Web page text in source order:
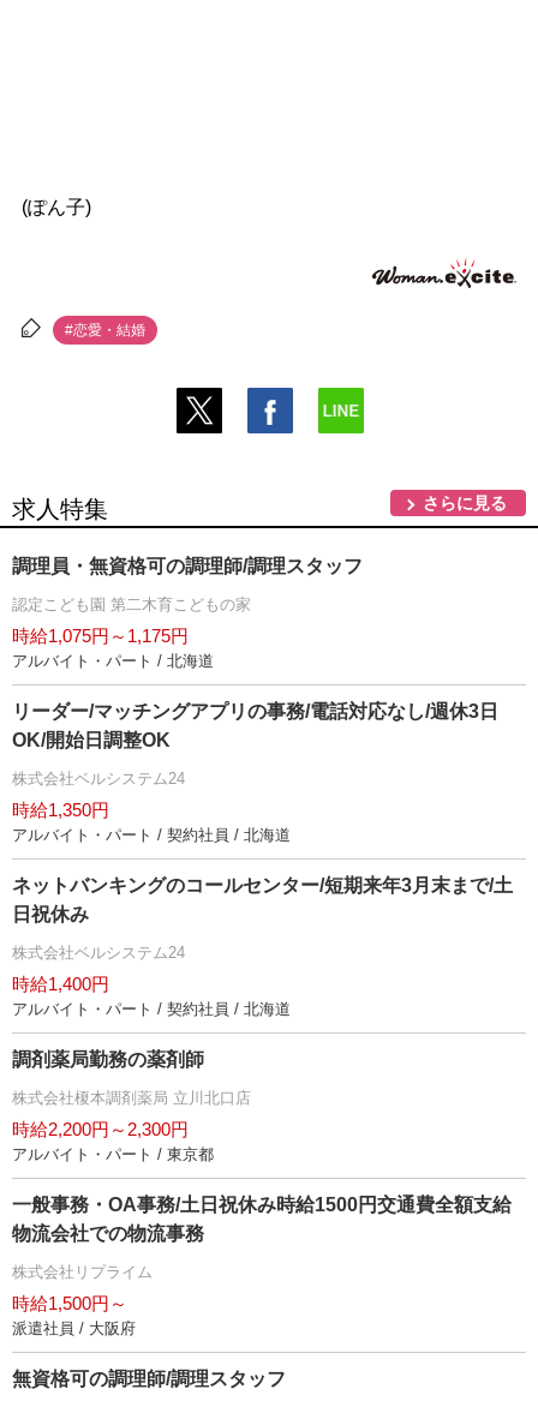
(ぽん子)
#恋愛・結婚
求人特集 さらに見る
調理員・無資格可の調理師/調理スタッフ
認定こども園 第二木育こどもの家
時給1,075円～1,175円
アルバイト・パート / 北海道
リーダー/マッチングアプリの事務/電話対応なし/週休3日
OK/開始日調整OK
株式会社ベルシステム24
時給1,350円
アルバイト・パート / 契約社員 / 北海道
ネットバンキングのコールセンター/短期来年3月末まで/土
日祝休み
株式会社ベルシステム24
時給1,400円
アルバイト・パート / 契約社員 / 北海道
調剤薬局勤務の薬剤師
株式会社榎本調剤薬局 立川北口店
時給2,200円～2,300円
アルバイト・パート / 東京都
一般事務・OA事務/土日祝休み時給1500円交通費全額支給
物流会社での物流事務
株式会社リプライム
時給1,500円～
派遣社員 / 大阪府
無資格可の調理師/調理スタッフ